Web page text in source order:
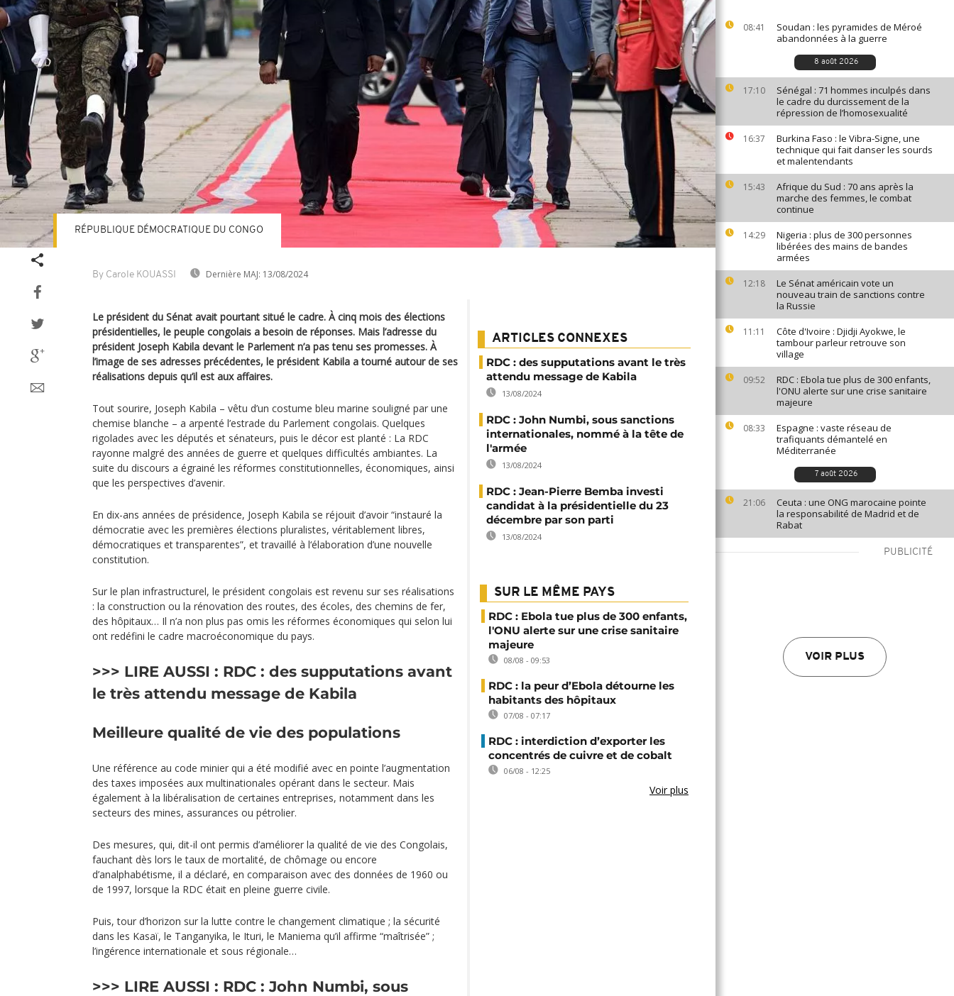
08:41
Soudan : les pyramides de Méroé
abandonnées à la guerre
8 août 2026
17:10
Sénégal : 71 hommes inculpés dans
le cadre du durcissement de la
répression de l’homosexualité
16:37
Burkina Faso : le Vibra-Signe, une
technique qui fait danser les sourds
et malentendants
15:43
Afrique du Sud : 70 ans après la
marche des femmes, le combat
continue
14:29
Nigeria : plus de 300 personnes
libérées des mains de bandes
armées
12:18
Le Sénat américain vote un
nouveau train de sanctions contre
la Russie
11:11
Côte d'Ivoire : Djidji Ayokwe, le
tambour parleur retrouve son
village
09:52
RDC : Ebola tue plus de 300 enfants,
l'ONU alerte sur une crise sanitaire
majeure
08:33
Espagne : vaste réseau de
trafiquants démantelé en
Méditerranée
7 août 2026
21:06
Ceuta : une ONG marocaine pointe
la responsabilité de Madrid et de
Rabat
PUBLICITÉ
VOIR PLUS
By Carole KOUASSI Dernière MAJ: 13/08/2024
RÉPUBLIQUE DÉMOCRATIQUE DU CONGO
Le président du Sénat avait pourtant situé le cadre. À cinq mois des élections
présidentielles, le peuple congolais a besoin de réponses. Mais l’adresse du
président Joseph Kabila devant le Parlement n’a pas tenu ses promesses. À
l’image de ses adresses précédentes, le président Kabila a tourné autour de ses
réalisations depuis qu’il est aux affaires.
Tout sourire, Joseph Kabila – vêtu d’un costume bleu marine souligné par une
chemise blanche – a arpenté l’estrade du Parlement congolais. Quelques
rigolades avec les députés et sénateurs, puis le décor est planté : La RDC
rayonne malgré des années de guerre et quelques difficultés ambiantes. La
suite du discours a égrainé les réformes constitutionnelles, économiques, ainsi
que les perspectives d’avenir.
En dix-ans années de présidence, Joseph Kabila se réjouit d’avoir “instauré la
démocratie avec les premières élections pluralistes, véritablement libres,
démocratiques et transparentes”, et travaillé à l‘élaboration d’une nouvelle
constitution.
Sur le plan infrastructurel, le président congolais est revenu sur ses réalisations
: la construction ou la rénovation des routes, des écoles, des chemins de fer,
des hôpitaux… Il n’a non plus pas omis les réformes économiques qui selon lui
ont redéfini le cadre macroéconomique du pays.
>>> LIRE AUSSI : RDC : des supputations avant
le très attendu message de Kabila
Meilleure qualité de vie des populations
Une référence au code minier qui a été modifié avec en pointe l’augmentation
des taxes imposées aux multinationales opérant dans le secteur. Mais
également à la libéralisation de certaines entreprises, notamment dans les
secteurs des mines, assurances ou pétrolier.
Des mesures, qui, dit-il ont permis d’améliorer la qualité de vie des Congolais,
fauchant dès lors le taux de mortalité, de chômage ou encore
d’analphabétisme, il a déclaré, en comparaison avec des données de 1960 ou
de 1997, lorsque la RDC était en pleine guerre civile.
Puis, tour d’horizon sur la lutte contre le changement climatique ; la sécurité
dans les Kasaï, le Tanganyika, le Ituri, le Maniema qu’il affirme “maîtrisée” ;
l’ingérence internationale et sous régionale…
>>> LIRE AUSSI : RDC : John Numbi, sous
ARTICLES CONNEXES
RDC : des supputations avant le très
attendu message de Kabila
13/08/2024
RDC : John Numbi, sous sanctions
internationales, nommé à la tête de
l'armée
13/08/2024
RDC : Jean-Pierre Bemba investi
candidat à la présidentielle du 23
décembre par son parti
13/08/2024
SUR LE MÊME PAYS
RDC : Ebola tue plus de 300 enfants,
l'ONU alerte sur une crise sanitaire
majeure
08/08 - 09:53
RDC : la peur d’Ebola détourne les
habitants des hôpitaux
07/08 - 07:17
RDC : interdiction d’exporter les
concentrés de cuivre et de cobalt
06/08 - 12:25
Voir plus